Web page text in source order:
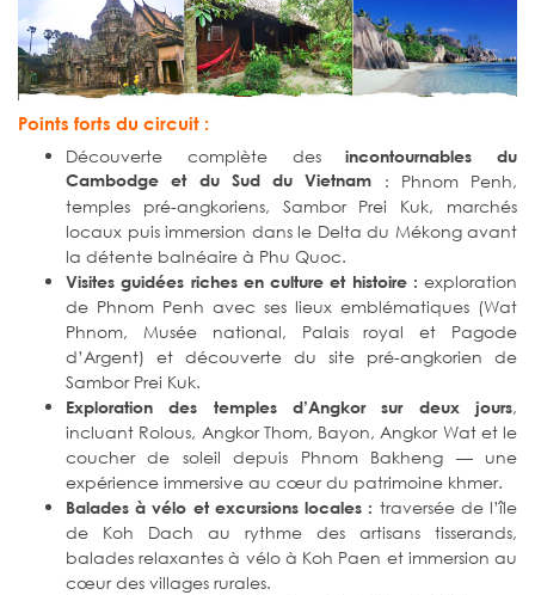
Points forts du circuit :
Découverte complète desincontournables du
Cambodge et du Sud du Vietnam : Phnom Penh,
temples pré-angkoriens, Sambor Prei Kuk, marchés
locaux puis immersion dans le Delta du Mékong avant
la détente balnéaire à Phu Quoc.
Visites guidées riches en culture et histoire : exploration
de Phnom Penh avec ses lieux emblématiques (Wat
Phnom, Musée national, Palais royal et Pagode
d’Argent) et découverte du site pré-angkorien de
Sambor Prei Kuk.
Exploration des temples d’Angkor sur deux jours,
incluant Rolous, Angkor Thom, Bayon, Angkor Wat et le
coucher de soleil depuis Phnom Bakheng — une
expérience immersive au cœur du patrimoine khmer.
Balades à vélo et excursions locales : traversée de l’île
de Koh Dach au rythme des artisans tisserands,
balades relaxantes à vélo à Koh Paen et immersion au
cœur des villages rurales.